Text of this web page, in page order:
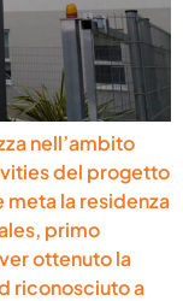
nell’ambito
del progetto
meta la residenza
primo
ottenuto la
riconosciuto a